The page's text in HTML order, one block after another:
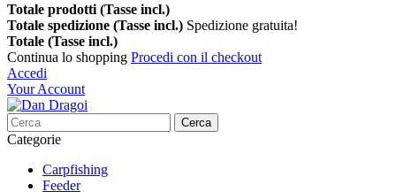
Totale prodotti (Tasse incl.)
Totale spedizione (Tasse incl.) Spedizione gratuita!
Totale (Tasse incl.)
Continua lo shopping Procedi con il checkout
Accedi
Your Account
Cerca
Categorie
Carpfishing
Feeder